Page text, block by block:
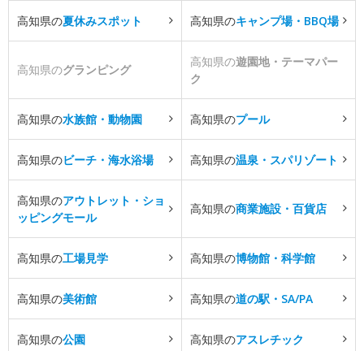
高知県の夏休みスポット 高知県のキャンプ場・BBQ場
高知県のグランピング
高知県の遊園地・テーマパー
ク
高知県の水族館・動物園 高知県のプール
高知県のビーチ・海水浴場 高知県の温泉・スパリゾート
高知県のアウトレット・ショ
ッピングモール
高知県の商業施設・百貨店
高知県の工場見学 高知県の博物館・科学館
高知県の美術館 高知県の道の駅・SA/PA
高知県の公園 高知県のアスレチック